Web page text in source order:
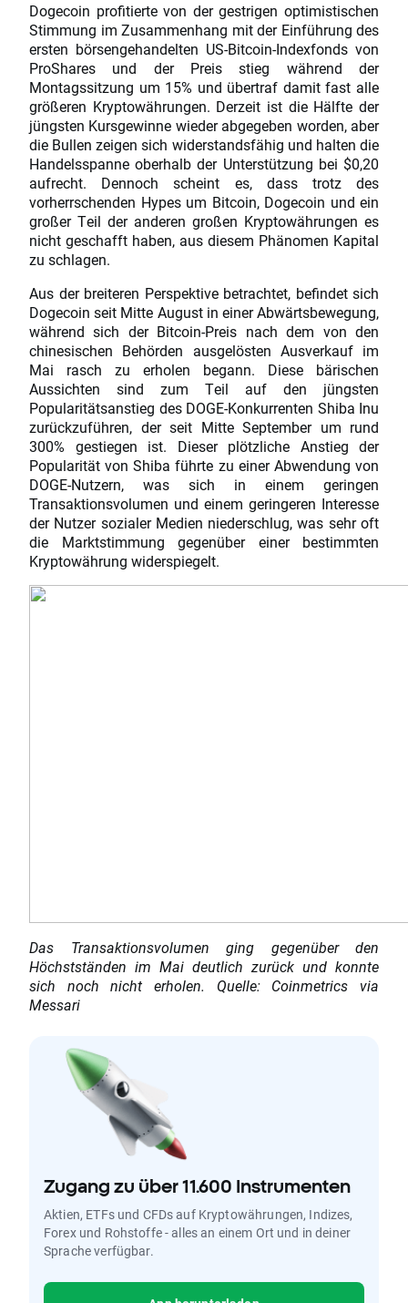
Dogecoin profitierte von der gestrigen optimistischen
Stimmung im Zusammenhang mit der Einführung des
ersten börsengehandelten US-Bitcoin-Indexfonds von
ProShares und der Preis stieg während der
Montagssitzung um 15% und übertraf damit fast alle
größeren Kryptowährungen. Derzeit ist die Hälfte der
jüngsten Kursgewinne wieder abgegeben worden, aber
die Bullen zeigen sich widerstandsfähig und halten die
Handelsspanne oberhalb der Unterstützung bei $0,20
aufrecht. Dennoch scheint es, dass trotz des
vorherrschenden Hypes um Bitcoin, Dogecoin und ein
großer Teil der anderen großen Kryptowährungen es
nicht geschafft haben, aus diesem Phänomen Kapital
zu schlagen.
Aus der breiteren Perspektive betrachtet, befindet sich
Dogecoin seit Mitte August in einer Abwärtsbewegung,
während sich der Bitcoin-Preis nach dem von den
chinesischen Behörden ausgelösten Ausverkauf im
Mai rasch zu erholen begann. Diese bärischen
Aussichten sind zum Teil auf den jüngsten
Popularitätsanstieg des DOGE-Konkurrenten Shiba Inu
zurückzuführen, der seit Mitte September um rund
300% gestiegen ist. Dieser plötzliche Anstieg der
Popularität von Shiba führte zu einer Abwendung von
DOGE-Nutzern, was sich in einem geringen
Transaktionsvolumen und einem geringeren Interesse
der Nutzer sozialer Medien niederschlug, was sehr oft
die Marktstimmung gegenüber einer bestimmten
Kryptowährung widerspiegelt.
Das Transaktionsvolumen ging gegenüber den
Höchstständen im Mai deutlich zurück und konnte
sich noch nicht erholen. Quelle: Coinmetrics via
Messari
Zugang zu über 11.600 Instrumenten
Aktien, ETFs und CFDs auf Kryptowährungen, Indizes,
Forex und Rohstoffe - alles an einem Ort und in deiner
Sprache verfügbar.